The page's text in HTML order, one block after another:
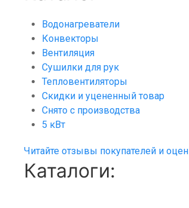
Водонагреватели
Конвекторы
Вентиляция
Сушилки для рук
Тепловентиляторы
Скидки и уцененный товар
Снято с производства
5 кВт
Читайте отзывы покупателей и
Каталоги: